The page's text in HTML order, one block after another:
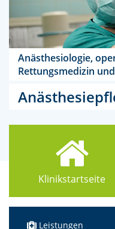
Anästhesiologie,
Rettungsmedizin
Klinikstartseite
Leistungen